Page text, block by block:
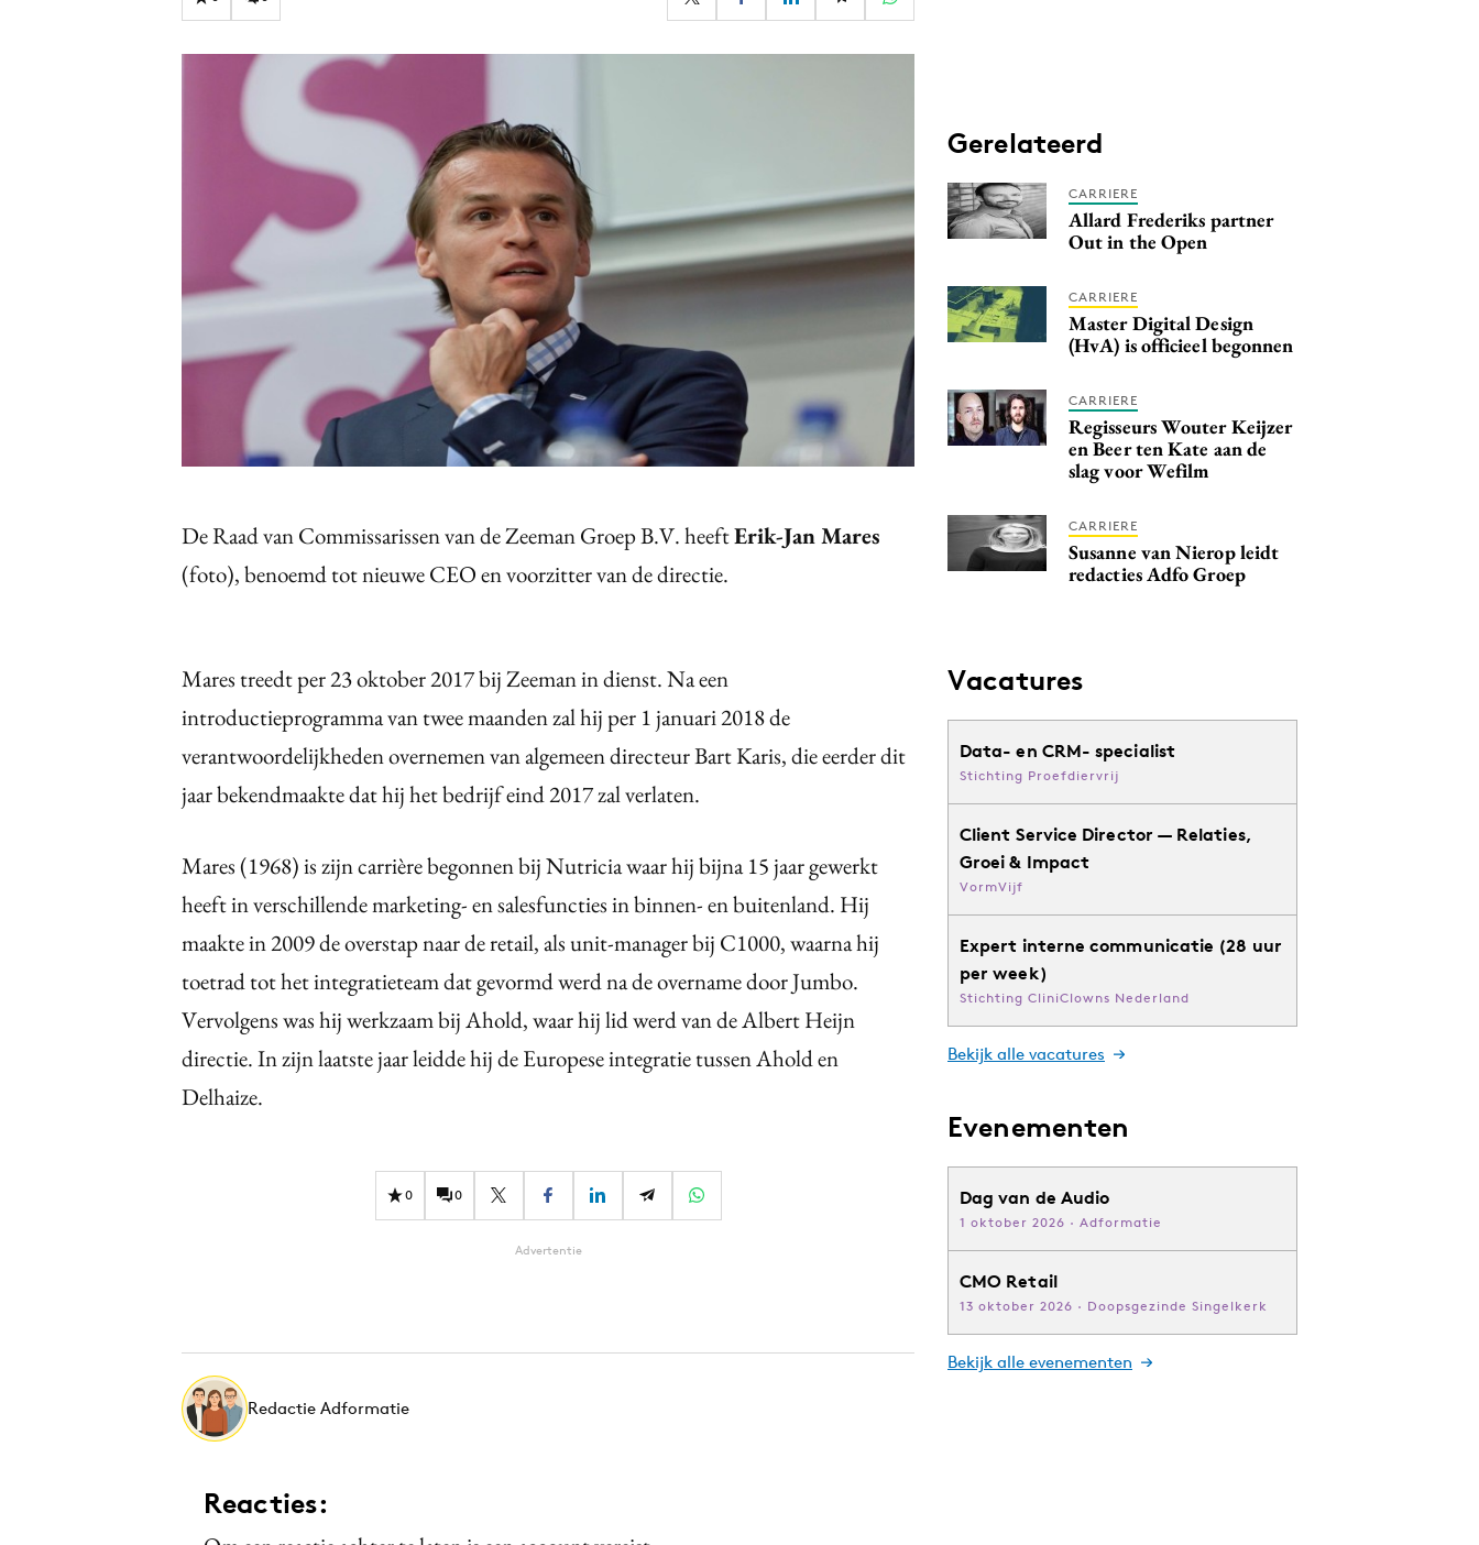
Influencer marketing
Martech
De Raad van Commissarissen van de Zeeman Groep B.V. heeftErik-Jan Mares
(foto), benoemd tot nieuwe CEO en voorzitter van de directie.
Mares treedt per 23 oktober 2017 bij Zeeman in dienst. Na een
introductieprogramma van twee maanden zal hij per 1 januari 2018 de
verantwoordelijkheden overnemen van algemeen directeur Bart Karis, die eerder dit
jaar bekendmaakte dat hij het bedrijf eind 2017 zal verlaten.
Mares (1968) is zijn carrière begonnen bij Nutricia waar hij bijna 15 jaar gewerkt
heeft in verschillende marketing- en salesfuncties in binnen- en buitenland. Hij
maakte in 2009 de overstap naar de retail, als unit-manager bij C1000, waarna hij
toetrad tot het integratieteam dat gevormd werd na de overname door Jumbo.
Vervolgens was hij werkzaam bij Ahold, waar hij lid werd van de Albert Heijn
directie. In zijn laatste jaar leidde hij de Europese integratie tussen Ahold en
Delhaize.
0 0
Advertentie
Redactie Adformatie
Reacties:
Gerelateerd
CARRIERE
Allard Frederiks partner
Out in the Open
CARRIERE
Master Digital Design
(HvA) is officieel begonnen
CARRIERE
Regisseurs Wouter Keijzer
en Beer ten Kate aan de
slag voor Wefilm
CARRIERE
Susanne van Nierop leidt
redacties Adfo Groep
Vacatures
Data- en CRM- specialist
Stichting Proefdiervrij
Client Service Director — Relaties,
Groei & Impact
VormVijf
Expert interne communicatie (28 uur
per week)
Stichting CliniClowns Nederland
Bekijk alle vacatures
Evenementen
Dag van de Audio
1 oktober 2026 · Adformatie
CMO Retail
13 oktober 2026 · Doopsgezinde Singelkerk
Bekijk alle evenementen